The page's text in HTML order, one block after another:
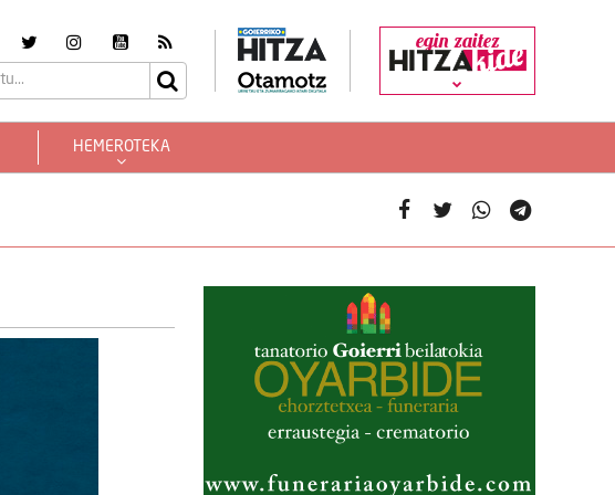
egin zaitez
HEMEROTEKA